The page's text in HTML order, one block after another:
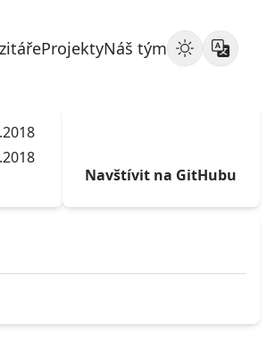
ProjektyNáš tým
Navštívit na GitHubu